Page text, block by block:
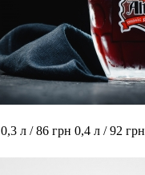
0,3 л / 86 грн 0,4 л / 92 грн